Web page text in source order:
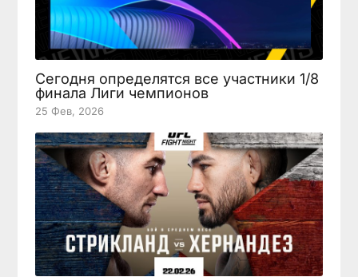
Сегодня определятся все участники 1/8
финала Лиги чемпионов
25 Фев, 2026